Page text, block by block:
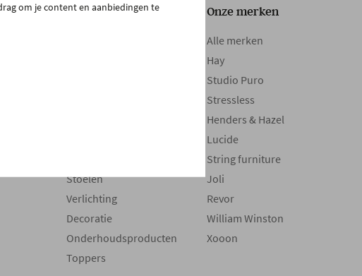
Onze collectie
Stoelen
Verlichting
Decoratie
Onderhoudsproducten
Toppers
Onze merken
Alle merken
Hay
Studio Puro
Stressless
Henders & Hazel
Lucide
String furniture
Joli
Revor
William Winston
Xooon
om je content en aanbiedingen te